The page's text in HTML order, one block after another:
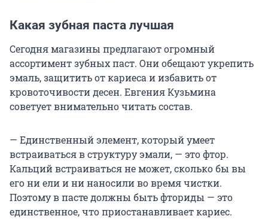
Какая зубная паста лучшая
Сегодня магазины предлагают огромный
ассортимент зубных паст. Они обещают укрепить
эмаль, защитить от кариеса и избавить от
кровоточивости десен. Евгения Кузьмина
советует внимательно читать состав.
— Единственный элемент, который умеет
встраиваться в структуру эмали, — это фтор.
Кальций встраиваться не может, сколько бы вы
его ни ели и ни наносили во время чистки.
Поэтому в пасте должны быть фториды — это
единственное, что приостанавливает кариес.